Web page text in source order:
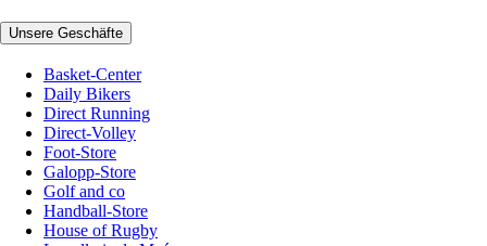
Unsere Geschäfte
Basket-Center
Daily Bikers
Direct Running
Direct-Volley
Foot-Store
Galopp-Store
Golf and co
Handball-Store
House of Rugby